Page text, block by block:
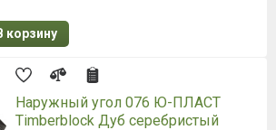
корзину
Наружный угол 076 Ю-ПЛАСТ
Timberblock Дуб серебристый